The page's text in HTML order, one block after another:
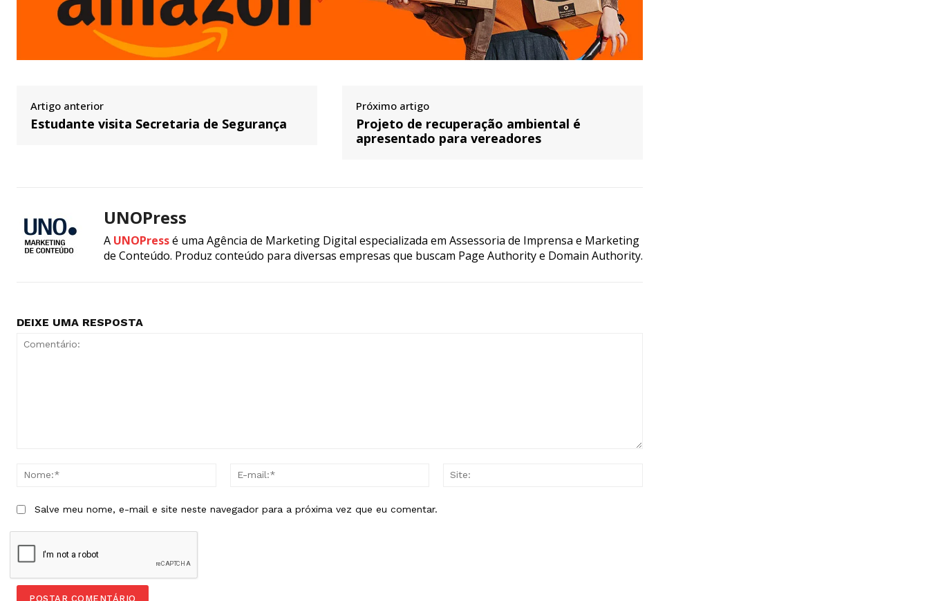
Artigo anterior
Estudante visita Secretaria de Segurança
Próximo artigo
Projeto de recuperação ambiental é
apresentado para vereadores
UNOPress
A UNOPressé uma Agência de Marketing Digital especializada em Assessoria de Imprensa e Marketing
de Conteúdo. Produz conteúdo para diversas empresas que buscam Page Authority e Domain Authority.
DEIXE UMA RESPOSTA
Nome:*
Salve meu nome, e-mail e site neste navegador para a próxima vez que eu comentar.